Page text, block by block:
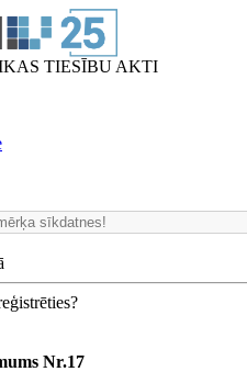
TIESĪBU AKTI
Nr.17